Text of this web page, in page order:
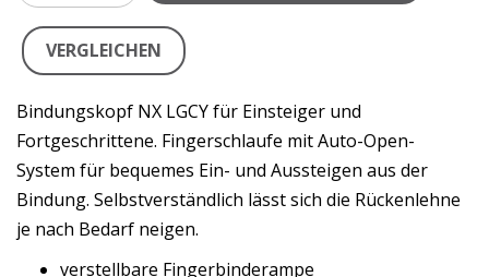
VERGLEICHEN
Bindungskopf NX LGCY für Einsteiger und
Fortgeschrittene. Fingerschlaufe mit Auto-Open-
System für bequemes Ein- und Aussteigen aus der
Bindung. Selbstverständlich lässt sich die Rückenlehne
je nach Bedarf neigen.
verstellbare Fingerbinderampe